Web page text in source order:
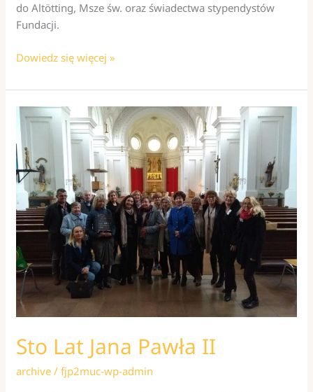
do Altötting, Msze św. oraz świadectwa stypendystów
Fundacji.
Dzień
w
Monachium:
Pielgrzymka,
Spotkanie
i
Wdzięczność
Dowiedz się więcej »
Sto Lat Jana Pawła II
archive /fjp2muc-wp-admin